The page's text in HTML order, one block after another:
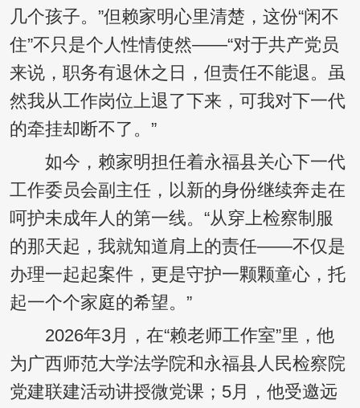
几个孩子。”但赖家明心里清楚，这份“闲不
住”不只是个人性情使然——“对于共产党员
来说，职务有退休之日，但责任不能退。虽
然我从工作岗位上退了下来，可我对下一代
的牵挂却断不了。”
如今，赖家明担任着永福县关心下一代
工作委员会副主任，以新的身份继续奔走在
呵护未成年人的第一线。“从穿上检察制服
的那天起，我就知道肩上的责任——不仅是
办理一起起案件，更是守护一颗颗童心，托
起一个个家庭的希望。”
2026年3月，在“赖老师工作室”里，他
为广西师范大学法学院和永福县人民检察院
党建联建活动讲授微党课；5月，他受邀远